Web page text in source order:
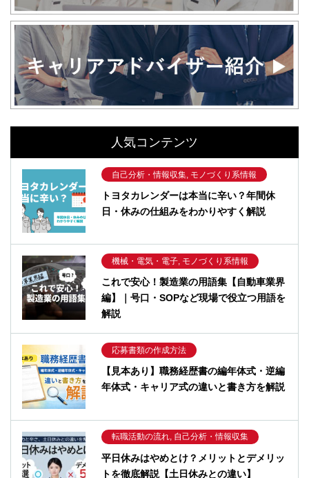
人気コンテンツ
自己分析・情報収集, モノづくり系情報
トヨタカレンダーは本当に辛い？年間休
日・休みの仕組みをわかりやすく解説
機械・電気・電子, モノづくり系情報
これで安心！製造業の用語集【自動車業界
編】｜号口・SOPなど現場で役立つ用語を
解説
応募書類の作成方法
【見本あり】職務経歴書の編年体式・逆編
年体式・キャリア式の違いと書き方を解説
転職活動の流れ, 自己分析・情報収集
平日休みはやめとけ？メリットとデメリッ
トを徹底解説【土日休みとの違い】